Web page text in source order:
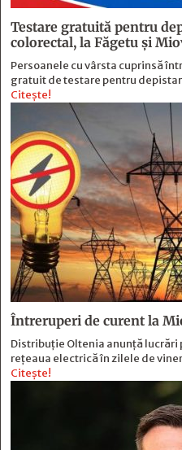
Testare gratuită pentru
colorectal, la Făgetu și
Persoanele cu vârsta cuprinsă
gratuit de testare pentru
Citește!
Întreruperi de curent la
Distribuție Oltenia anunță
rețeaua electrică în zilele de
Citește!